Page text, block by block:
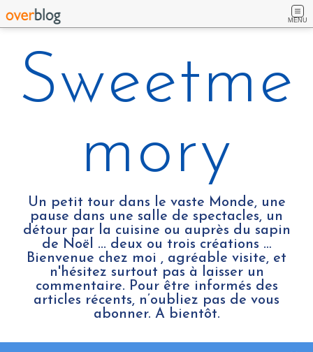
MENU
Sweetme
mory
Un petit tour dans le vaste Monde, une
pause dans une salle de spectacles, un
détour par la cuisine ou auprès du sapin
de Noël ... deux ou trois créations …
Bienvenue chez moi , agréable visite, et
n'hésitez surtout pas à laisser un
commentaire. Pour être informés des
articles récents, n’oubliez pas de vous
abonner. A bientôt.